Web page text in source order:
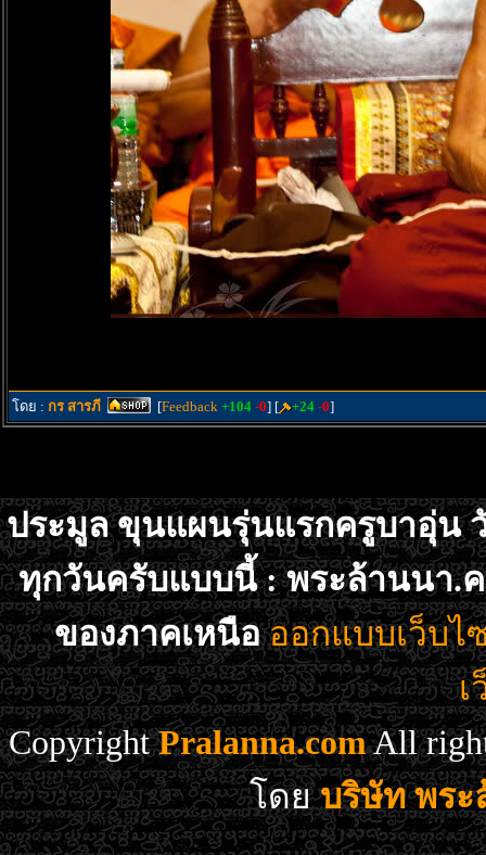
โดย : กร สารภี [Feedback +104 -0] [ +24 -0]
ประมูล ขุนแผนรุ่นแรกครูบาอุ่น
ทุกวันครับแบบนี้ : พระล้านนา.
ของภาคเหนือออกแบบเว็บไ
เ
CopyrightPralanna.comAll
โดยบริษัท พร